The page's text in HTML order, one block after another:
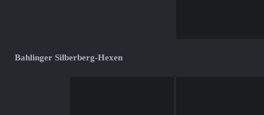
Bahlinger Silberberg-Hexen